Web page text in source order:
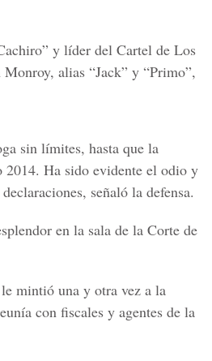
y líder del Cartel de Los
alias “Jack” y “Primo”,
sin límites, hasta que la
2014. Ha sido evidente el odio y
señaló la defensa.
en la sala de la Corte de
mintió una y otra vez a la
con fiscales y agentes de la